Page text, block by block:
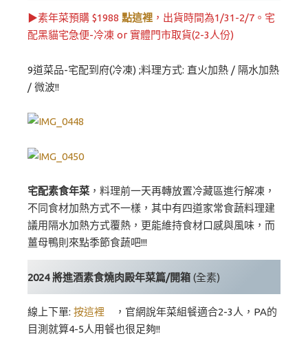
▶素年菜預購 $1988 點這裡 ，出貨時間為1/31-2/7。宅
配黑貓宅急便-冷凍 or 實體門市取貨(2-3人份)
9道菜品-宅配到府(冷凍) ;料理方式: 直火加熱 / 隔水加熱
/ 微波!!
宅配素食年菜 ，料理前一天再轉放置冷藏區進行解凍，
不同食材加熱方式不一樣，其中有四道家常食蔬料理建
議用隔水加熱方式覆熱，更能維持食材口感與風味，而
薑母鴨則來點季節食蔬吧!!!
2024 將進酒素食燒肉殿年菜篇/開箱 (全素)
線上下單: 按這裡 ，官網說年菜組餐適合2-3人，PA的
目測就算4-5人用餐也很足夠!!